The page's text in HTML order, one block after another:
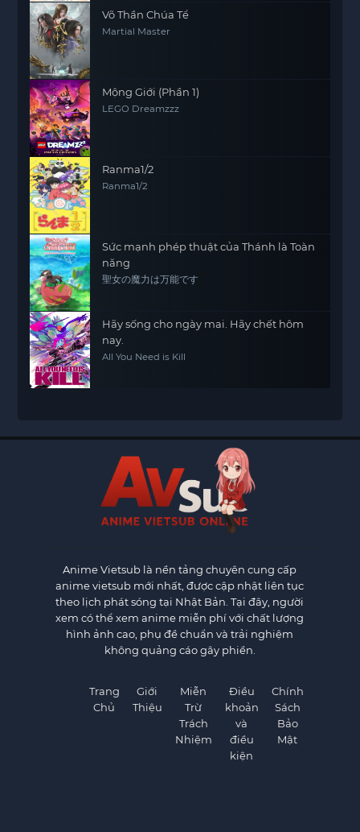
Võ Thần Chúa Tể
Martial Master
Mộng Giới (Phần 1)
LEGO Dreamzzz
Ranma1/2
Ranma1/2
Sức mạnh phép thuật của Thánh là Toàn
năng
聖女の魔力は万能です
Hãy sống cho ngày mai. Hãy chết hôm
nay.
All You Need is Kill
Anime Vietsub là nền tảng chuyên cung cấp
anime vietsub mới nhất, được cập nhật liên tục
theo lịch phát sóng tại Nhật Bản. Tại đây, người
xem có thể xem anime miễn phí với chất lượng
hình ảnh cao, phụ đề chuẩn và trải nghiệm
không quảng cáo gây phiền.
Trang
Chủ
Giới
Thiệu
Miễn
Trừ
Trách
Nhiệm
Điều
khoản
và
điều
kiện
Chính
Sách
Bảo
Mật